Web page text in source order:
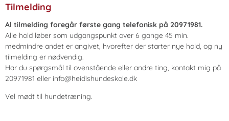
Tilmelding
Al tilmelding foregår første gang telefonisk på 20971981.
Alle hold løber som udgangspunkt over 6 gange 45 min.
medmindre andet er angivet, hvorefter der starter nye hold, og ny
tilmelding er nødvendig.
Har du spørgsmål til ovenstående eller andre ting, kontakt mig på
20971981 eller info@heidishundeskole.dk
Vel mødt til hundetræning.